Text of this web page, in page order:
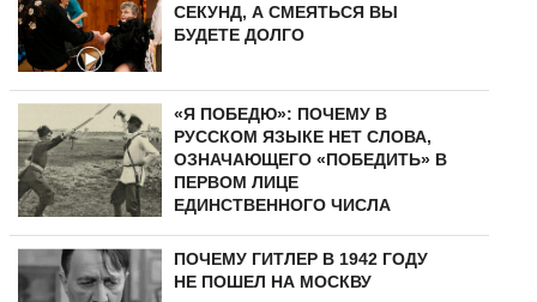
СЕКУНД, А СМЕЯТЬСЯ ВЫ
БУДЕТЕ ДОЛГО
«Я ПОБЕДЮ»: ПОЧЕМУ В
РУССКОМ ЯЗЫКЕ НЕТ СЛОВА,
ОЗНАЧАЮЩЕГО «ПОБЕДИТЬ» В
ПЕРВОМ ЛИЦЕ
ЕДИНСТВЕННОГО ЧИСЛА
ПОЧЕМУ ГИТЛЕР В 1942 ГОДУ
НЕ ПОШЕЛ НА МОСКВУ